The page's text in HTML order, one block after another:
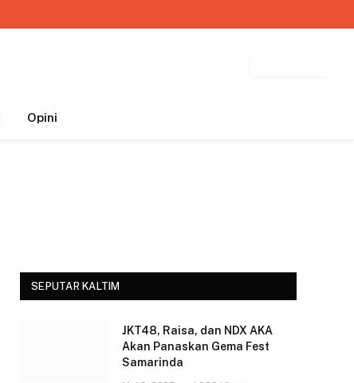
Opini
SEPUTAR KALTIM
JKT48, Raisa, dan NDX AKA
Akan Panaskan Gema Fest
Samarinda